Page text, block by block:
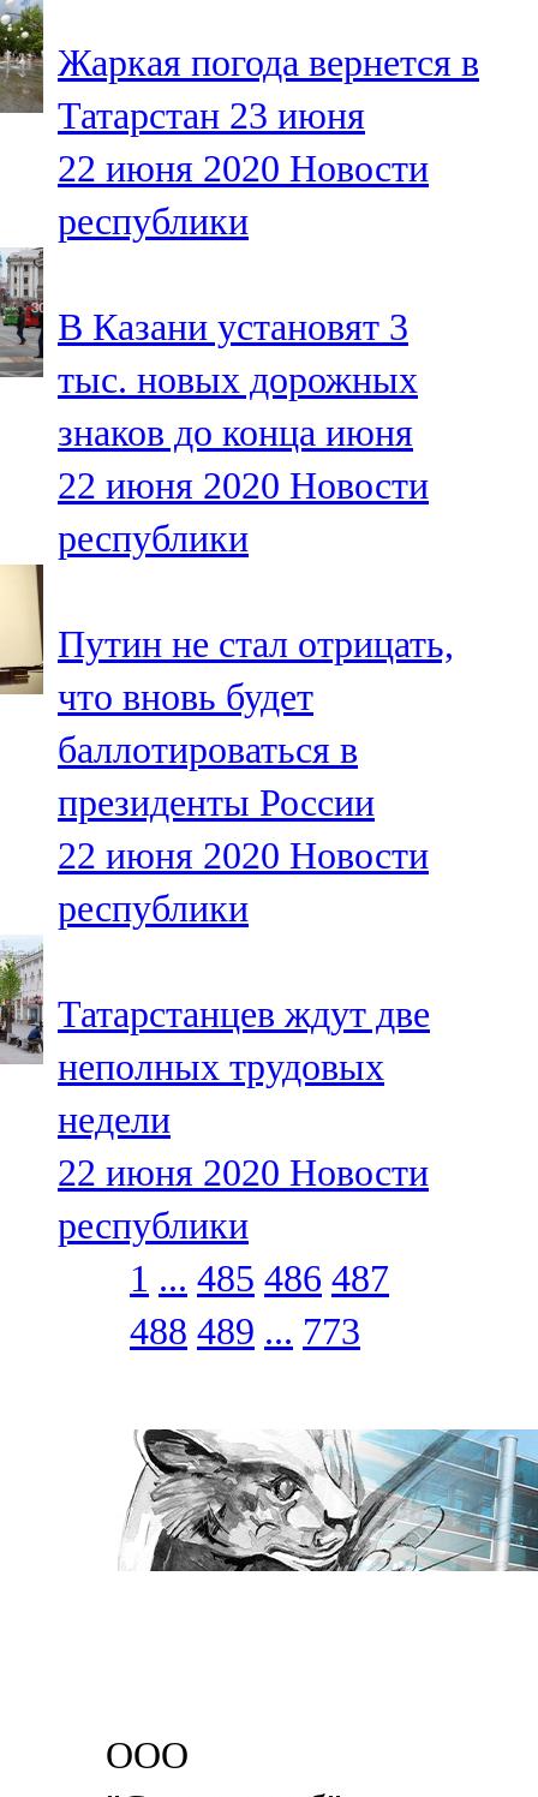
Жаркая погода вернется в
Татарстан 23 июня
22 июня 2020 Новости
республики
В Казани установят 3
тыс. новых дорожных
знаков до конца июня
22 июня 2020 Новости
республики
Путин не стал отрицать,
что вновь будет
баллотироваться в
президенты России
22 июня 2020 Новости
республики
Татарстанцев ждут две
неполных трудовых
недели
22 июня 2020 Новости
республики
1 ... 485 486 487
488 489 ... 773
ООО